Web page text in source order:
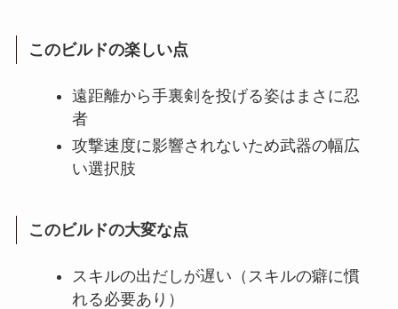
このビルドの楽しい点
遠距離から手裏剣を投げる姿はまさに忍
者
攻撃速度に影響されないため武器の幅広
い選択肢
このビルドの大変な点
スキルの出だしが遅い（スキルの癖に慣
れる必要あり）